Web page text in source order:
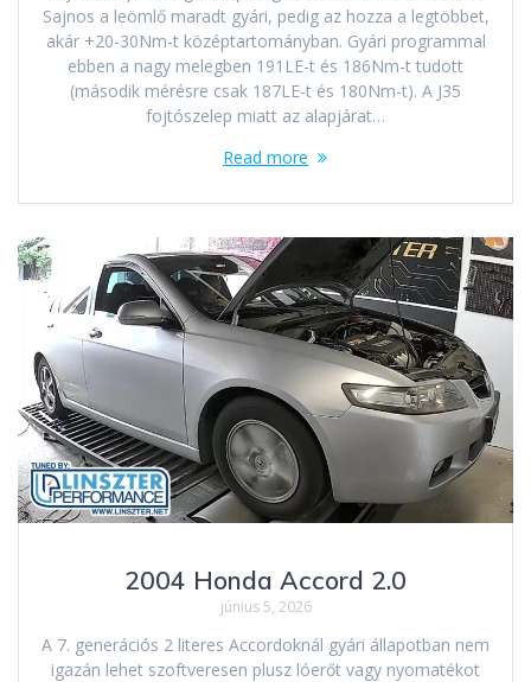
Sajnos a leömlő maradt gyári, pedig az hozza a legtöbbet,
akár +20-30Nm-t középtartományban. Gyári programmal
ebben a nagy melegben 191LE-t és 186Nm-t tudott
(második mérésre csak 187LE-t és 180Nm-t). A J35
fojtószelep miatt az alapjárat…
Read more
2004 Honda Accord 2.0
június 5, 2026
A 7. generációs 2 literes Accordoknál gyári állapotban nem
igazán lehet szoftveresen plusz lóerőt vagy nyomatékot